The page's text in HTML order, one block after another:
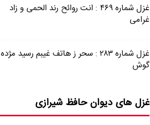
غزل شماره ۴۶۹ : انت روائح رند الحمی و زاد
غرامی
غزل شماره ۲۸۳ : سحر ز هاتف غیبم رسید
گوش
غزل های دیوان حافظ شیرازی